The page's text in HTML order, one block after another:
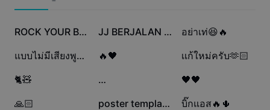
แม่แบบคำบรรยาย
แม่แบบอุตสาหกรรม
แม่แบบรีแคป
ศูนย์ความเชื่อถือ
ศูนย์ช่วยเหลือ
ห้องข่าว
เกี่ยวกับเงื่อนไขการใช้บริการของ CapCut
585.9K ROCK YOUR BODY 365K JJ BERJALAN 9:16 123.6K
อย่าเท่😆🔥
45.8K แบบไม่มีเสียงพูดมาแล้วจ๊ะ🫶🏻 41.3K
🔥🖤 28.3K
เเก้ใหม่ครับ🫶🏻
26.7K
🐈🧸 … 14.6K
🖤🖤
13.4K
🙏🏻 12.8K poster template tren 10.7K
บิ๊กแอส🔥🌵